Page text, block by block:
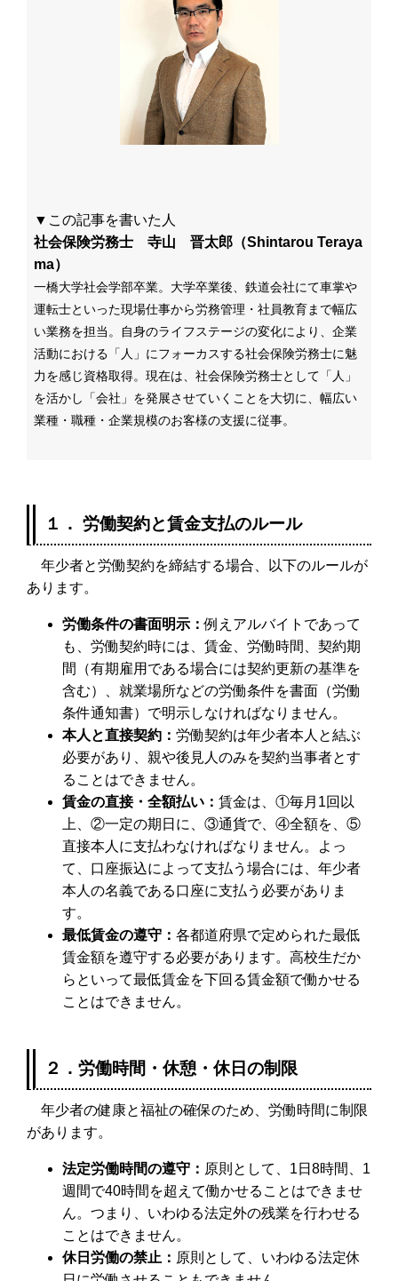
▼この記事を書いた人
社会保険労務士 寺山 晋太郎（Shintarou Teraya
ma）
一橋大学社会学部卒業。大学卒業後、鉄道会社にて車掌や
運転士といった現場仕事から労務管理・社員教育まで幅広
い業務を担当。自身のライフステージの変化により、企業
活動における「人」にフォーカスする社会保険労務士に魅
力を感じ資格取得。 現在は、社会保険労務士として 「人」
を活かし「会社」を発展させていくことを大切に、幅広い
業種・職種・企業規模のお客様の支援に従事。
１． 労働契約と賃金支払のルール
年少者と労働契約を締結する場合、以下のルールが
あります。
労働条件の書面明示：例えアルバイトであって
も、労働契約時には、賃金、労働時間、契約期
間（有期雇用である場合には契約更新の基準を
含む）、就業場所などの労働条件を書面（労働
条件通知書）で明示しなければなりません。
本人と直接契約： 労働契約は年少者本人と結ぶ
必要があり、親や後見人のみを契約当事者とす
ることはできません。
賃金の直接・全額払い： 賃金は、①毎月1回以
上、②一定の期日に、③通貨で、④全額を、⑤
直接本人に支払わなければなりません。よっ
て、口座振込によって支払う場合には、年少者
本人の名義である口座に支払う必要がありま
す。
最低賃金の遵守： 各都道府県で定められた最低
賃金額を遵守する必要があります。高校生だか
らといって最低賃金を下回る賃金額で働かせる
ことはできません。
２．労働時間・休憩・休日の制限
年少者の健康と福祉の確保のため、労働時間に制限
があります。
法定労働時間の遵守： 原則として、1日8時間、1
週間で40時間を超えて働かせることはできませ
ん。つまり、いわゆる法定外の残業を行わせる
ことはできません。
休日労働の禁止： 原則として、いわゆる法定休